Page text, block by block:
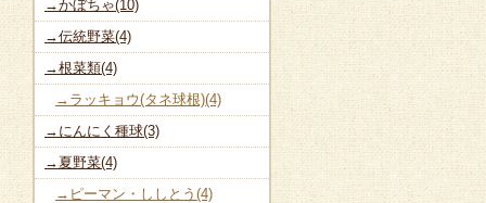
→かぼちゃ(10)
→伝統野菜(4)
→根菜類(4)
→ラッキョウ(タネ球根)(4)
→にんにく種球(3)
→夏野菜(4)
→ピーマン・ししとう(4)